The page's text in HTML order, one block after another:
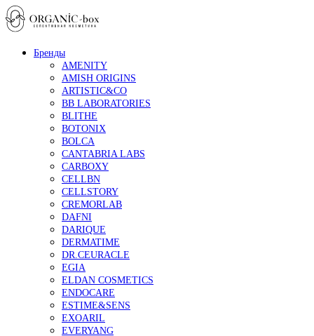
Бренды
AMENITY
AMISH ORIGINS
ARTISTIC&CO
BB LABORATORIES
BLITHE
BOTONIX
BOLCA
CANTABRIA LABS
CARBOXY
CELLBN
CELLSTORY
CREMORLAB
DAFNI
DARIQUE
DERMATIME
DR.CEURACLE
EGIA
ELDAN COSMETICS
ENDOCARE
ESTIME&SENS
EXOARIL
EVERYANG